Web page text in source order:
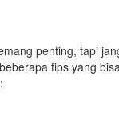
penting, tapi
tips yang